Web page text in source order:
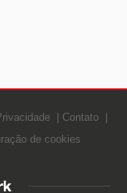
Contato
de cookies